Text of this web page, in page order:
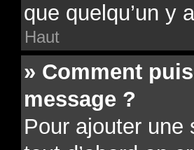
que quelqu’un y
Haut
» Comment
message ?
Pour ajouter une